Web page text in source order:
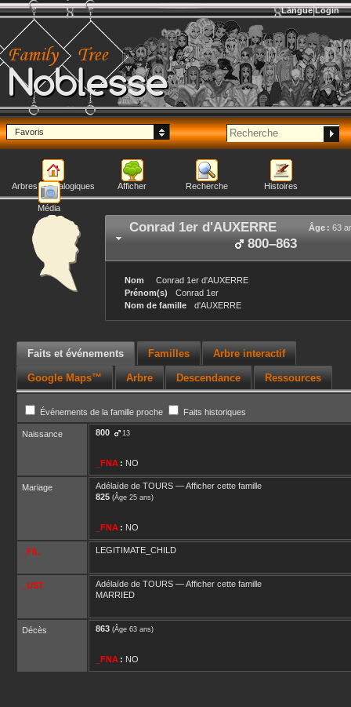
Noblesse
Langue Login
Favoris
Arbres généalogiques Afficher Recherche Histoires
Média
Conrad 1er d'AUXERRE Âge : 63
800–863
Nom Conrad 1er d'AUXERRE
Prénom(s)
Conrad 1er
Nom de famille
d'AUXERRE
Faits et événements Familles Arbre interactif
Google Maps™ Arbre Descendance Ressources
Événements de la famille proche Faits historiques
Naissance 800 13
_FNA : NO
Mariage Adélaïde de TOURS —Afficher cette famille
825 (Âge 25 ans)
_FNA : NO
_FIL LEGITIMATE_CHILD
_UST Adélaïde de TOURS —Afficher cette famille
MARRIED
Décès 863 (Âge 63 ans)
_FNA : NO